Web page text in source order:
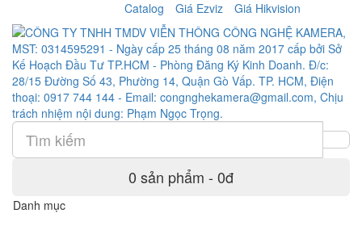
Catalog Giá Ezviz Giá Hikvision
0 sản phẩm - 0đ
Danh mục